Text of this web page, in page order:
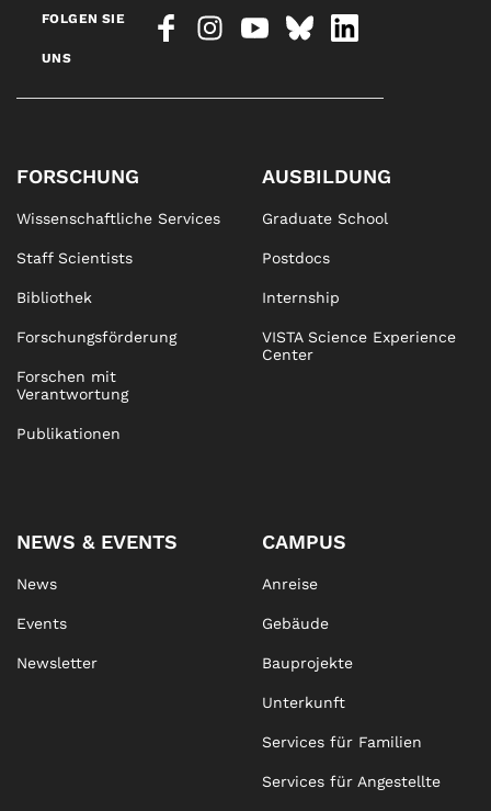
FOLGEN SIE
UNS
FORSCHUNG
Wissenschaftliche Services
Staff Scientists
Bibliothek
Forschungsförderung
Forschen mit
Verantwortung
Publikationen
AUSBILDUNG
Graduate School
Postdocs
Internship
VISTA Science Experience
Center
NEWS & EVENTS
News
Events
Newsletter
CAMPUS
Anreise
Gebäude
Bauprojekte
Unterkunft
Services für Familien
Services für Angestellte